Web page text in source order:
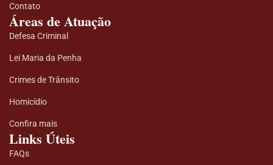
Contato
Áreas de Atuação
Defesa Criminal
Lei Maria da Penha
Crimes de Trânsito
Homicídio
Confira mais
Links Úteis
FAQs